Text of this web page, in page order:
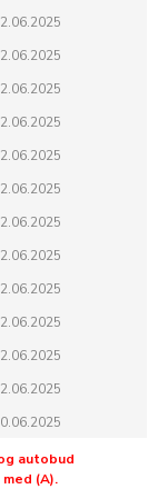
autobud
(A).